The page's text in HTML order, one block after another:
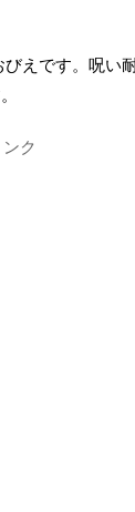
えです。呪い
ク